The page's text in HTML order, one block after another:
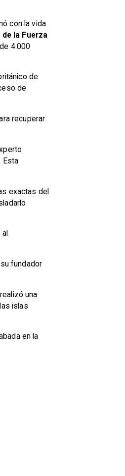
con la vida
la Fuerza
4.000
de
de
recuperar
Esta
exactas del
fundador
una
islas
en la